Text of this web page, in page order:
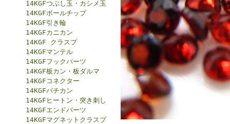
14KGFつぶし玉・カシメ玉
14KGFボールチップ
14KGF引き輪
14KGFカニカン
14KGF クラスプ
14KGFマンテル
14KGFフックパーツ
14KGF板カン・板ダルマ
14KGFコネクター
14KGFバチカン
14KGFヒートン・突き刺し
14KGFエンドパーツ
14KGFマグネットクラスプ